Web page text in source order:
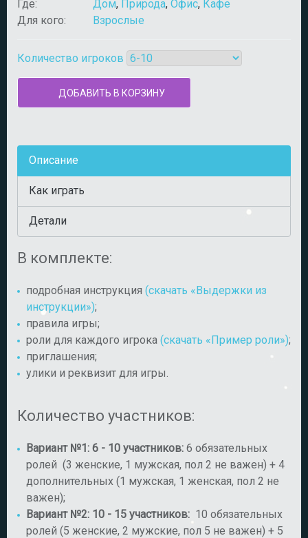
Где:
Дом, Природа, Офис, Кафе
Для кого:
Взрослые
Количество игроков
Описание
Как играть
Детали
В комплекте:
подробная инструкция (скачать «Выдержки из
инструкции»);
правила игры;
роли для каждого игрока (скачать «Пример роли»);
приглашения;
улики и реквизит для игры.
Количество участников:
Вариант №1: 6 - 10 участников: 6 обязательных
ролей (3 женские, 1 мужская, пол 2 не важен) + 4
дополнительных (1 мужская, 1 женская, пол 2 не
важен);
Вариант №2: 10 - 15 участников: 10 обязательных
ролей (5 женские, 2 мужские, пол 5 не важен) + 5